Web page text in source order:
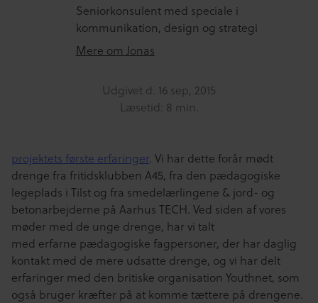
Seniorkonsulent med speciale i
kommunikation, design og strategi
Mere om Jonas
Udgivet d. 16 sep, 2015
Læsetid: 8 min.
projektets første erfaringer. Vi har dette forår mødt
drenge fra fritidsklubben A45, fra den pædagogiske
legeplads i Tilst og fra smedelærlingene & jord- og
betonarbejderne på Aarhus TECH. Ved siden af vores
møder med de unge drenge, har vi talt
med erfarne pædagogiske fagpersoner, der har daglig
kontakt med de mere udsatte drenge, og vi har delt
erfaringer med den britiske organisation Youthnet, som
også bruger kræfter på at komme tættere på drengene.